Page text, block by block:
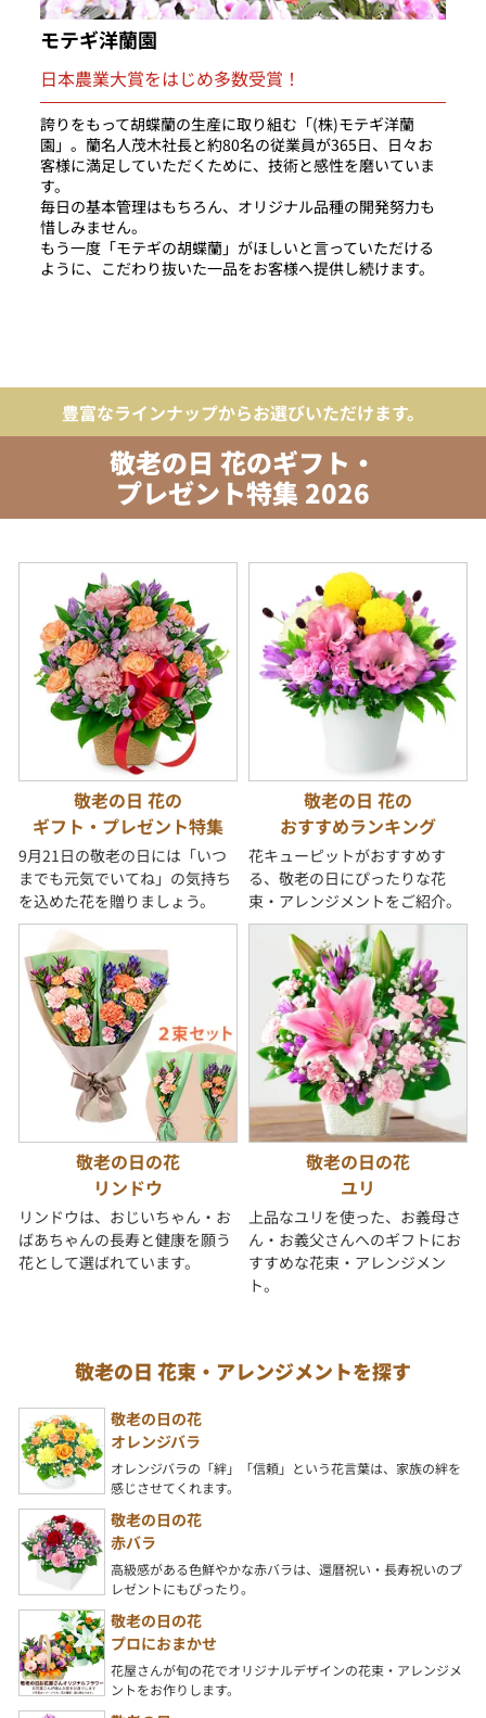
モテギ洋蘭園
日本農業大賞をはじめ多数受賞！
誇りをもって胡蝶蘭の生産に取り組む「(株)モテギ洋蘭
園」。蘭名人茂木社長と約80名の従業員が365日、日々お
客様に満足していただくために、技術と感性を磨いていま
す。
毎日の基本管理はもちろん、オリジナル品種の開発努力も
惜しみません。
もう一度「モテギの胡蝶蘭」がほしいと言っていただける
ように、こだわり抜いた一品をお客様へ提供し続けます。
豊富なラインナップからお選びいただけます。
敬老の日 花のギフト・
プレゼント特集 2026
敬老の日 花の
ギフト・プレゼント特集
9月21日の敬老の日には「いつ
までも元気でいてね」の気持ち
を込めた花を贈りましょう。
敬老の日 花の
おすすめランキング
花キューピットがおすすめす
る、敬老の日にぴったりな花
束・アレンジメントをご紹介。
敬老の日の花
リンドウ
リンドウは、おじいちゃん・お
ばあちゃんの長寿と健康を願う
花として選ばれています。
敬老の日の花
ユリ
上品なユリを使った、お義母さ
ん・お義父さんへのギフトにお
すすめな花束・アレンジメン
ト。
敬老の日 花束・アレンジメントを探す
敬老の日の花
オレンジバラ
オレンジバラの「絆」「信頼」という花言葉は、家族の絆を
感じさせてくれます。
敬老の日の花
赤バラ
高級感がある色鮮やかな赤バラは、還暦祝い・長寿祝いのプ
レゼントにもぴったり。
敬老の日の花
プロにおまかせ
花屋さんが旬の花でオリジナルデザインの花束・アレンジメ
ントをお作りします。